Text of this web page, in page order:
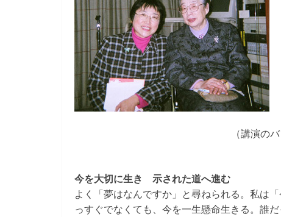
（講演の
今を大切に生き 示された道へ進む
よく「夢はなんですか」と尋ねられる。私は
っすぐでなくても、今を一生懸命生きる。誰